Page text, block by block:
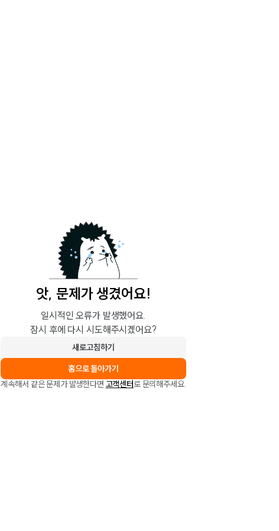
앗, 문제가 생겼어요!
일시적인 오류가 발생했어요.
잠시 후에 다시 시도해주시겠어요?
새로고침하기
홈으로 돌아가기
계속해서 같은 문제가 발생한다면 고객센터로 문의해주세요.